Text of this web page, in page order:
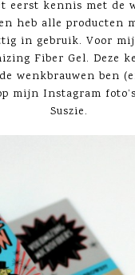
eerst kennis met de
heb alle producten
in gebruik. Voor
Fiber Gel. Deze
wenkbrauwen ben
mijn Instagram
Suszie.